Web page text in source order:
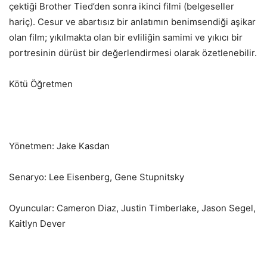
çektiği Brother Tied’den sonra ikinci filmi (belgeseller
hariç). Cesur ve abartısız bir anlatımın benimsendiği aşikar
olan film; yıkılmakta olan bir evliliğin samimi ve yıkıcı bir
portresinin dürüst bir değerlendirmesi olarak özetlenebilir.
Kötü Öğretmen
Yönetmen: Jake Kasdan
Senaryo: Lee Eisenberg, Gene Stupnitsky
Oyuncular: Cameron Diaz, Justin Timberlake, Jason Segel,
Kaitlyn Dever